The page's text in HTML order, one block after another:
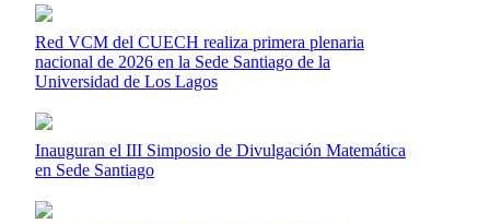
Red VCM del CUECH realiza primera plenaria
nacional de 2026 en la Sede Santiago de la
Universidad de Los Lagos
Inauguran el III Simposio de Divulgación Matemática
en Sede Santiago